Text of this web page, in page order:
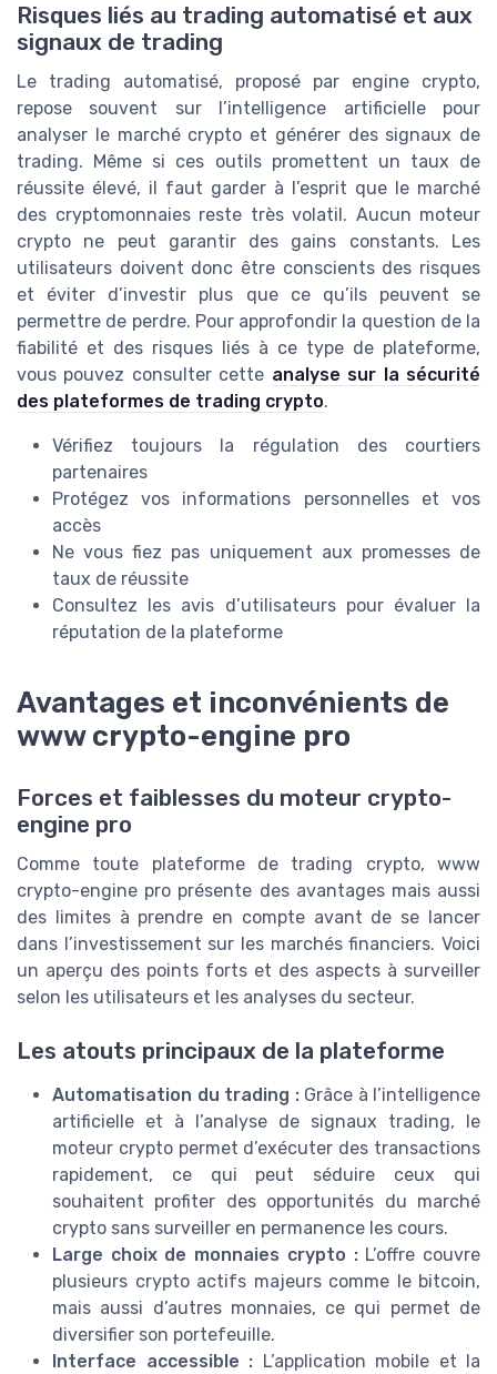
Risques liés au trading automatisé et aux
signaux de trading
Le trading automatisé, proposé par engine crypto,
repose souvent sur l’intelligence artificielle pour
analyser le marché crypto et générer des signaux de
trading. Même si ces outils promettent un taux de
réussite élevé, il faut garder à l’esprit que le marché
des cryptomonnaies reste très volatil. Aucun moteur
crypto ne peut garantir des gains constants. Les
utilisateurs doivent donc être conscients des risques
et éviter d’investir plus que ce qu’ils peuvent se
permettre de perdre. Pour approfondir la question de la
fiabilité et des risques liés à ce type de plateforme,
vous pouvez consulter cette analyse sur la sécurité
des plateformes de trading crypto.
Vérifiez toujours la régulation des courtiers
partenaires
Protégez vos informations personnelles et vos
accès
Ne vous fiez pas uniquement aux promesses de
taux de réussite
Consultez les avis d’utilisateurs pour évaluer la
réputation de la plateforme
Avantages et inconvénients de
www crypto-engine pro
Forces et faiblesses du moteur crypto-
engine pro
Comme toute plateforme de trading crypto, www
crypto-engine pro présente des avantages mais aussi
des limites à prendre en compte avant de se lancer
dans l’investissement sur les marchés financiers. Voici
un aperçu des points forts et des aspects à surveiller
selon les utilisateurs et les analyses du secteur.
Les atouts principaux de la plateforme
Automatisation du trading :Grâce à l’intelligence
artificielle et à l’analyse de signaux trading, le
moteur crypto permet d’exécuter des transactions
rapidement, ce qui peut séduire ceux qui
souhaitent profiter des opportunités du marché
crypto sans surveiller en permanence les cours.
Large choix de monnaies crypto :L’offre couvre
plusieurs crypto actifs majeurs comme le bitcoin,
mais aussi d’autres monnaies, ce qui permet de
diversifier son portefeuille.
Interface accessible : L’application mobile et la